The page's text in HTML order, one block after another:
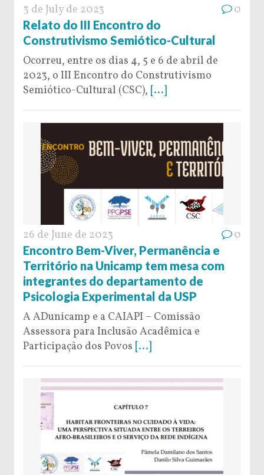
3 de July de 2023 0
Relato do III Encontro do
Construtivismo Semiótico-Cultural
Ocorreu, entre os dias 4, 5 e 6 de abril de
2023, o III Encontro do Construtivismo
Semiótico-Cultural (CSC), [...]
26 de June de 2023 0
Encontro Bem-Viver, Permanência e
Território na Unicamp tem mesa com
integrantes do departamento de
Psicologia Experimental da USP
A ADunicamp e a CAIAPI – Comissão
Assessora para Inclusão Acadêmica e
Participação dos Povos [...]